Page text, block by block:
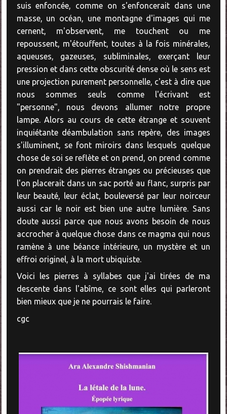
suis enfoncée, comme on s'enfoncerait dans une
masse, un océan, une montagne d'images qui me
cernent, m'observent, me touchent ou me
repoussent, m'étouffent, toutes à la fois minérales,
aqueuses, gazeuses, subliminales, exerçant leur
pression et dans cette obscurité dense où le sens est
une projection purement personnelle, c'est à dire que
nous sommes seuls comme l'écrivant est
"personne", nous devons allumer notre propre
lampe. Alors au cours de cette étrange et souvent
inquiétante déambulation sans repère, des images
s'illuminent, se font miroirs dans lesquels quelque
chose de soi se reflète et on prend, on prend comme
on prendrait des pierres étranges ou précieuses que
l'on placerait dans un sac porté au flanc, surpris par
leur beauté, leur éclat, bouleversé par leur noirceur
aussi car le noir est bien une autre lumière. Sans
doute aussi parce que nous avons besoin de nous
accrocher à quelque chose dans ce magma qui nous
ramène à une béance intérieure, un mystère et un
effroi originel, à la mort ubiquiste.
Voici les pierres à syllabes que j'ai tirées de ma
descente dans l'abîme, ce sont elles qui parleront
bien mieux que je ne pourrais le faire.
cgc